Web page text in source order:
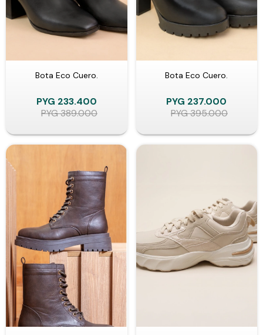
Bota Eco Cuero.
PYG 233.400
PYG389.000
Bota Eco Cuero.
PYG 237.000
PYG395.000